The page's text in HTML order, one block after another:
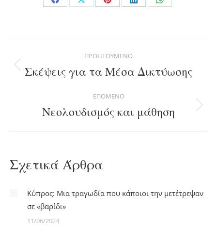
Share
Facebook
Share
X
Share
Pinterest
Share
LinkedIn
Share
WhatsApp
navigation
ΠΡΟΗΓΟΎΜΕΝΟ
Previous
Σκέψεις για τα Μέσα Δικτύωσης
ΕΠΌΜΕΝΟ
Next
Νεολουδισμός και μάθηση
Σχετικά Άρθρα
Κύπρος: Μια τραγωδία που κάποιοι την μετέτρεψαν
σε «βαρίδι»
11/06/2024